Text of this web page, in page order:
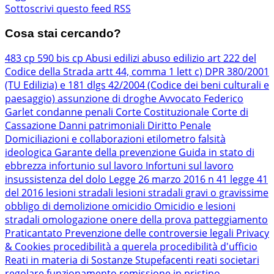
Sottoscrivi questo feed RSS
Cosa stai cercando?
483 cp 590 bis cp Abusi edilizi abuso edilizio art 222 del
Codice della Strada artt 44, comma 1 lett c) DPR 380/2001
(TU Edilizia) e 181 dlgs 42/2004 (Codice dei beni culturali e
paesaggio) assunzione di drogheAvvocato Federico
Garlet condanne penali Corte Costituzionale Corte di
Cassazione Danni patrimoniali Diritto Penale
Domiciliazioni e collaborazioni etilometro falsità
ideologica Garante della prevenzione Guida in stato di
ebbrezza infortunio sul lavoro Infortuni sul lavoro
insussistenza del dolo Legge 26 marzo 2016 n 41 legge 41
del 2016 lesioni stradali lesioni stradali gravi o gravissime
obbligo di demolizione omicidio Omicidio e lesioni
stradali omologazione onere della prova patteggiamento
Praticantato Prevenzione delle controversie legali Privacy
& Cookies procedibilità a querela procedibilità d'ufficio
Reati in materia di Sostanze Stupefacenti reati societari